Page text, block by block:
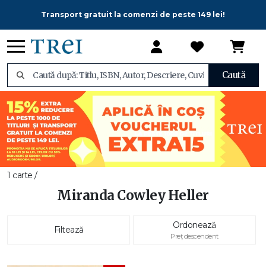
Transport gratuit la comenzi de peste 149 lei!
Caută
1 carte /
Miranda Cowley Heller
Filtează Ordonează
Preț descendent